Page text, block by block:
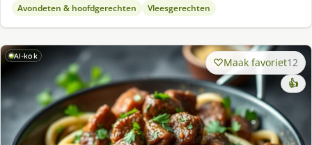
Avondeten & hoofdgerechten Vleesgerechten
AI-kok Maak favoriet12
👍